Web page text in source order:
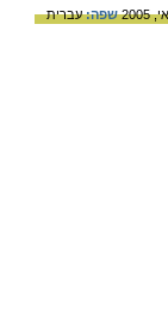
2005 שפה:עברית